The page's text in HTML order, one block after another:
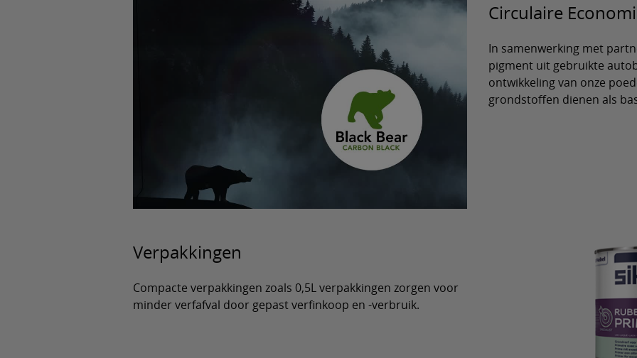
Circulaire
In samenwerking met
pigment uit gebruikte
ontwikkeling van onze
grondstoffen dienen als
Verpakkingen
Compacte verpakkingen zoals 0,5L verpakkingen zorgen voor
minder verfafval door gepast verfinkoop en -verbruik.